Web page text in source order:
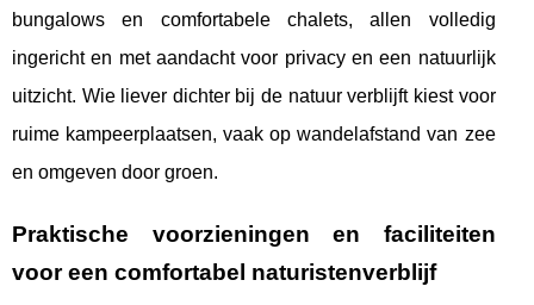
bungalows en comfortabele chalets, allen volledig
ingericht en met aandacht voor privacy en een natuurlijk
uitzicht. Wie liever dichter bij de natuur verblijft kiest voor
ruime kampeerplaatsen, vaak op wandelafstand van zee
en omgeven door groen.
Praktische voorzieningen en faciliteiten
voor een comfortabel naturistenverblijf